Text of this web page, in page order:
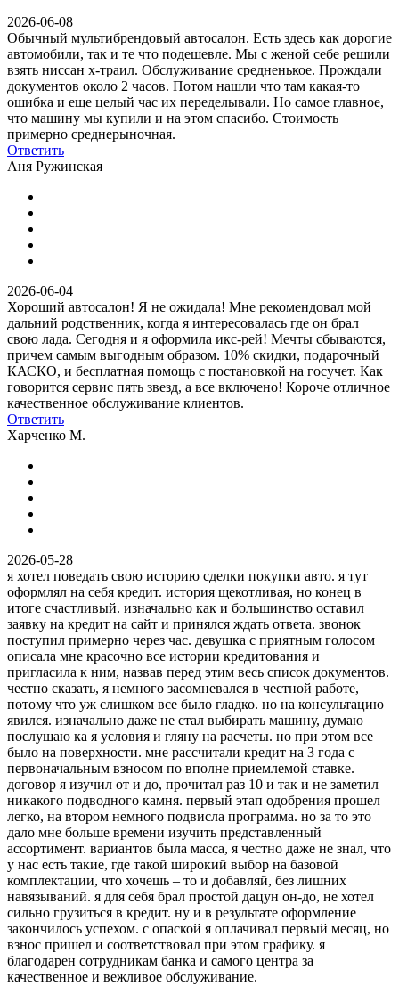
2026-06-08
Обычный мультибрендовый автосалон. Есть здесь как дорогие
автомобили, так и те что подешевле. Мы с женой себе решили
взять ниссан х-траил. Обслуживание средненькое. Прождали
документов около 2 часов. Потом нашли что там какая-то
ошибка и еще целый час их переделывали. Но самое главное,
что машину мы купили и на этом спасибо. Стоимость
примерно среднерыночная.
Ответить
Аня Ружинская
2026-06-04
Хороший автосалон! Я не ожидала! Мне рекомендовал мой
дальний родственник, когда я интересовалась где он брал
свою лада. Сегодня и я оформила икс-рей! Мечты сбываются,
причем самым выгодным образом. 10% скидки, подарочный
КАСКО, и бесплатная помощь с постановкой на госучет. Как
говорится сервис пять звезд, а все включено! Короче отличное
качественное обслуживание клиентов.
Ответить
Харченко М.
2026-05-28
я хотел поведать свою историю сделки покупки авто. я тут
оформлял на себя кредит. история щекотливая, но конец в
итоге счастливый. изначально как и большинство оставил
заявку на кредит на сайт и принялся ждать ответа. звонок
поступил примерно через час. девушка с приятным голосом
описала мне красочно все истории кредитования и
пригласила к ним, назвав перед этим весь список документов.
честно сказать, я немного засомневался в честной работе,
потому что уж слишком все было гладко. но на консультацию
явился. изначально даже не стал выбирать машину, думаю
послушаю ка я условия и гляну на расчеты. но при этом все
было на поверхности. мне рассчитали кредит на 3 года с
первоначальным взносом по вполне приемлемой ставке.
договор я изучил от и до, прочитал раз 10 и так и не заметил
никакого подводного камня. первый этап одобрения прошел
легко, на втором немного подвисла программа. но за то это
дало мне больше времени изучить представленный
ассортимент. вариантов была масса, я честно даже не знал, что
у нас есть такие, где такой широкий выбор на базовой
комплектации, что хочешь – то и добавляй, без лишних
навязываний. я для себя брал простой дацун он-до, не хотел
сильно грузиться в кредит. ну и в результате оформление
закончилось успехом. с опаской я оплачивал первый месяц, но
взнос пришел и соответствовал при этом графику. я
благодарен сотрудникам банка и самого центра за
качественное и вежливое обслуживание.